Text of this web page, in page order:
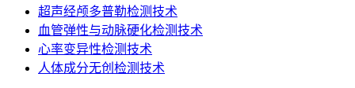
超声经颅多普勒检测技术
血管弹性与动脉硬化检测技术
心率变异性检测技术
人体成分无创检测技术